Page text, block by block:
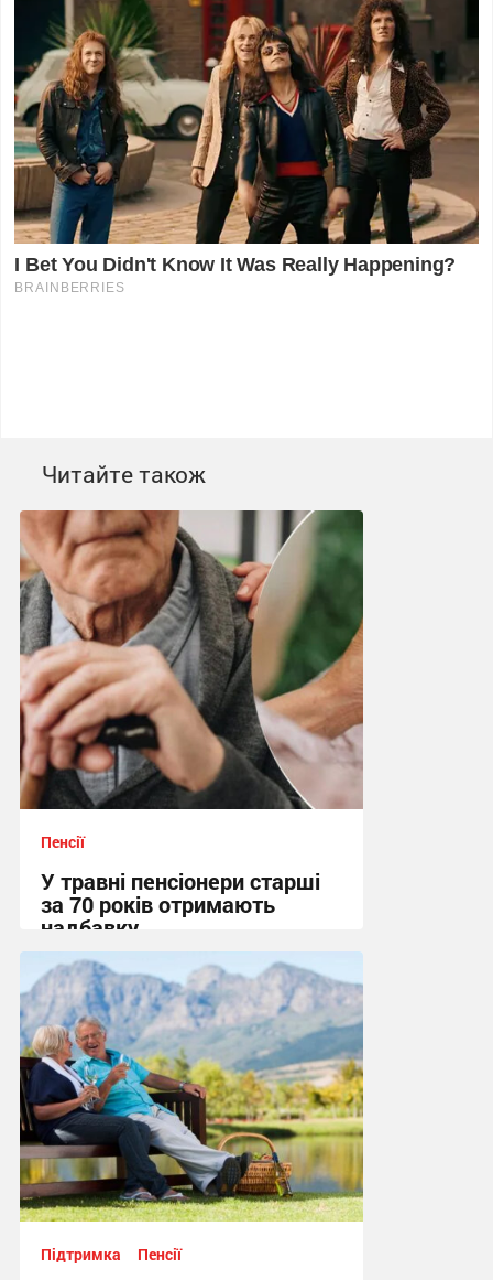
Читайте також
Пенсії
У травні пенсіонери старші
за 70 років отримають
надбавку
17:02, 29.04.2026
Підтримка Пенсії